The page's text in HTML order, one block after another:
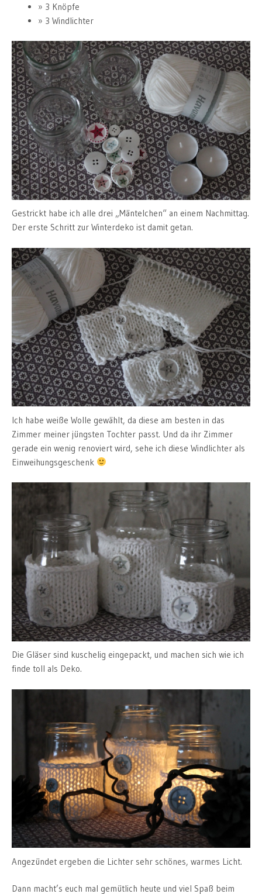
3 Knöpfe
3 Windlichter
Gestrickt habe ich alle drei „Mäntelchen“ an einem Nachmittag.
Der erste Schritt zur Winterdeko ist damit getan.
Ich habe weiße Wolle gewählt, da diese am besten in das
Zimmer meiner jüngsten Tochter passt. Und da ihr Zimmer
gerade ein wenig renoviert wird, sehe ich diese Windlichter als
Einweihungsgeschenk
Die Gläser sind kuschelig eingepackt, und machen sich wie ich
finde toll als Deko.
Angezündet ergeben die Lichter sehr schönes, warmes Licht.
Dann macht’s euch mal gemütlich heute und viel Spaß beim